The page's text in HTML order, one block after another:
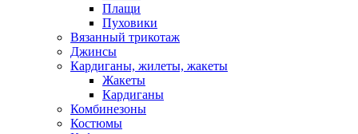
Плащи
Пуховики
Вязанный трикотаж
Джинсы
Кардиганы, жилеты, жакеты
Жакеты
Кардиганы
Комбинезоны
Костюмы